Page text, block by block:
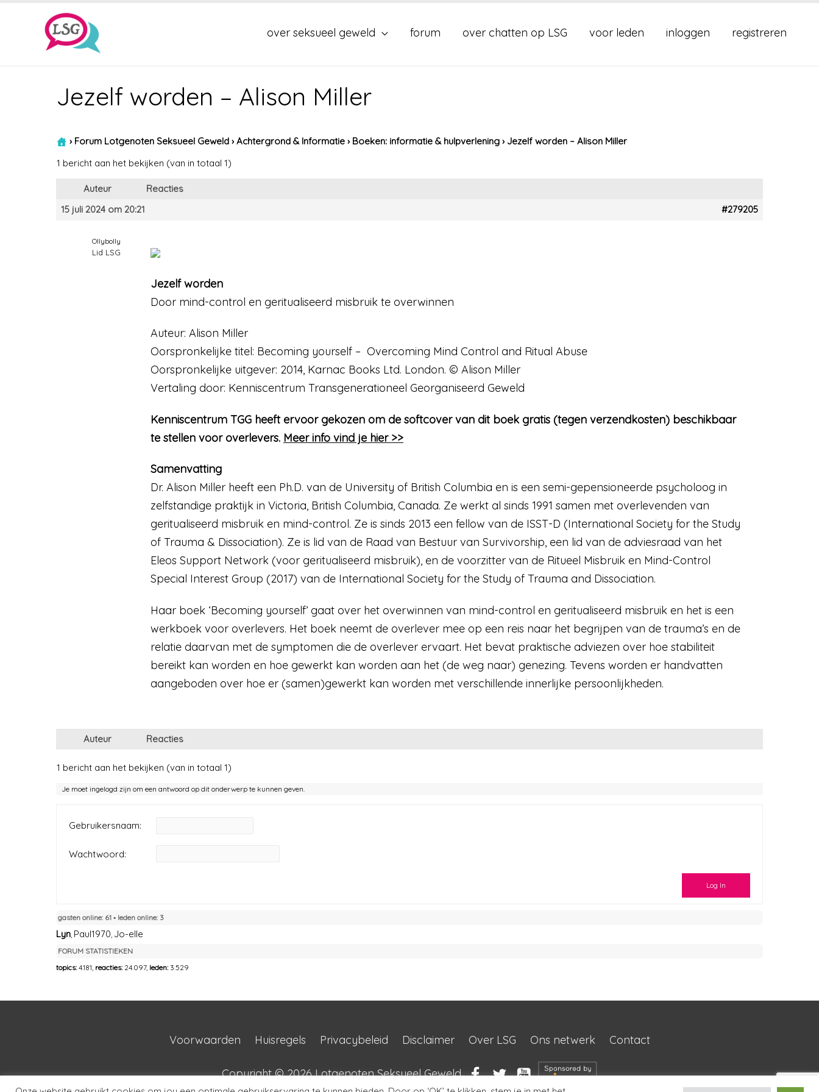
over seksueel geweld forum over chatten op LSG voor leden inloggen registreren
Jezelf worden – Alison Miller
› Forum Lotgenoten Seksueel Geweld › Achtergrond & Informatie › Boeken: informatie & hulpverlening › Jezelf worden – Alison Miller
1 bericht aan het bekijken (van in totaal 1)
Auteur
Reacties
15 juli 2024 om 20:21
#279205
Ollybolly
Lid LSG
Jezelf worden
Door mind-control en geritualiseerd misbruik te overwinnen
Auteur: Alison Miller
Oorspronkelijke titel: Becoming yourself – Overcoming Mind Control and Ritual Abuse
Oorspronkelijke uitgever: 2014, Karnac Books Ltd. London. © Alison Miller
Vertaling door: Kenniscentrum Transgenerationeel Georganiseerd Geweld
Kenniscentrum TGG heeft ervoor gekozen om de softcover van dit boek gratis (tegen verzendkosten) beschikbaar
te stellen voor overlevers. Meer info vind je hier >>
Samenvatting
Dr. Alison Miller heeft een Ph.D. van de University of British Columbia en is een semi-gepensioneerde psycholoog in
zelfstandige praktijk in Victoria, British Columbia, Canada. Ze werkt al sinds 1991 samen met overlevenden van
geritualiseerd misbruik en mind-control. Ze is sinds 2013 een fellow van de ISST-D (International Society for the Study
of Trauma & Dissociation). Ze is lid van de Raad van Bestuur van Survivorship, een lid van de adviesraad van het
Eleos Support Network (voor geritualiseerd misbruik), en de voorzitter van de Ritueel Misbruik en Mind-Control
Special Interest Group (2017) van de International Society for the Study of Trauma and Dissociation.
Haar boek ‘Becoming yourself’ gaat over het overwinnen van mind-control en geritualiseerd misbruik en het is een
werkboek voor overlevers. Het boek neemt de overlever mee op een reis naar het begrijpen van de trauma’s en de
relatie daarvan met de symptomen die de overlever ervaart. Het bevat praktische adviezen over hoe stabiliteit
bereikt kan worden en hoe gewerkt kan worden aan het (de weg naar) genezing. Tevens worden er handvatten
aangeboden over hoe er (samen)gewerkt kan worden met verschillende innerlijke persoonlijkheden.
Auteur Reacties
1 bericht aan het bekijken (van in totaal 1)
Je moet ingelogd zijn om een antwoord op dit onderwerp te kunnen geven.
Gebruikersnaam:
Wachtwoord:
Log In
gasten online: 61 ▪︎ leden online: 3
Lyn Paul1970 Jo-elle
FORUM STATISTIEKEN
topics: 4.181, reacties: 24.097, leden: 3.529
Voorwaarden Huisregels Privacybeleid Disclaimer Over LSG Ons netwerk Contact
Copyright © 2026Lotgenoten Seksueel Geweld